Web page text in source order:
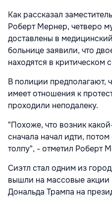
Как рассказал
Роберт Мернер, четверо
доставлены в
больнице заявили, что
находятся в критическом
В полиции предполагают,
имеет отношения к
проходили неподалеку.
"Похоже, что возник
сначала начал идти,
толпу", - отметил Роберт
Сиэтл стал одним из
вышли на массовые акции
Дональда Трампа на